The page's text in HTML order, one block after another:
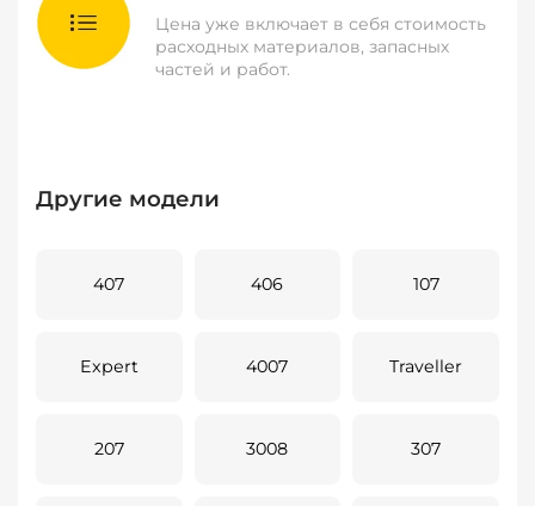
Цена уже включает в себя стоимость
расходных материалов, запасных
частей и работ.
Другие модели
407 406 107
Expert 4007 Traveller
207 3008 307